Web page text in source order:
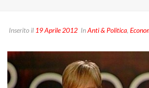
Inserito il 19 Aprile 2012 InAnti & Politica,